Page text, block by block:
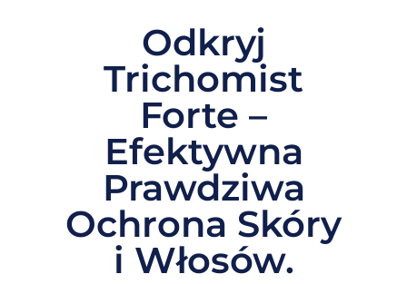
Odkryj
Trichomist
Forte –
Efektywna
Prawdziwa
Ochrona Skóry
i Włosów.